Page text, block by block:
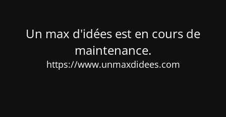
Un max d'idées est en cours de
maintenance.
https://www.unmaxdidees.com